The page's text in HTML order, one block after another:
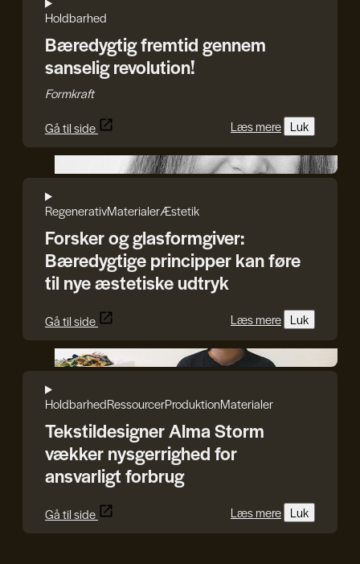
Holdbarhed
Bæredygtig fremtid gennem
sanselig revolution!
Formkraft
Gå til side
Læs mere Luk
RegenerativMaterialerÆstetik
Forsker og glasformgiver:
Bæredygtige principper kan føre
til nye æstetiske udtryk
Gå til side Læs mere Luk
Alma Storm
HoldbarhedRessourcerProduktionMaterialer
Tekstildesigner Alma Storm
vækker nysgerrighed for
ansvarligt forbrug
Gå til side Læs mere Luk